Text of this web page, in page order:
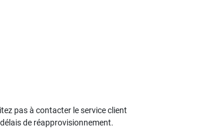
pas à contacter le service client
de réapprovisionnement.